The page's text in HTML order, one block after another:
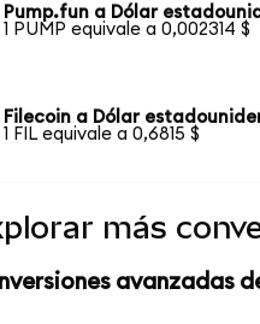
Pump.fun a Dólar
1 PUMP equivale a 0,002314 $
Filecoin a Dólar
1 FIL equivale a 0,6815 $
más
avanzadas